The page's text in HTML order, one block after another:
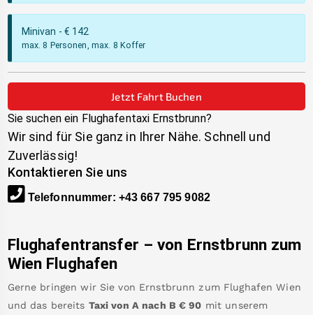
Minivan - € 142
max. 8 Personen, max. 8 Koffer
Jetzt Fahrt Buchen
Sie suchen ein Flughafentaxi Ernstbrunn?
Wir sind für Sie ganz in Ihrer Nähe. Schnell und
Zuverlässig!
Kontaktieren Sie uns
Telefonnummer: +43 667 795 9082
Flughafentransfer – von Ernstbrunn zum
Wien Flughafen
Gerne bringen wir Sie von Ernstbrunn zum Flughafen Wien
und das bereits Taxi von A nach B €90 mit unserem